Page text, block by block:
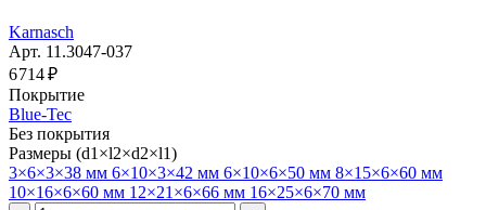
Karnasch
Арт. 11.3047-037
6 714 ₽
Покрытие
Blue-Tec
Без покрытия
Размеры (d1×l2×d2×l1)
3×6×3×38 мм 6×10×3×42 мм 6×10×6×50 мм 8×15×6×60 мм
10×16×6×60 мм 12×21×6×66 мм 16×25×6×70 мм